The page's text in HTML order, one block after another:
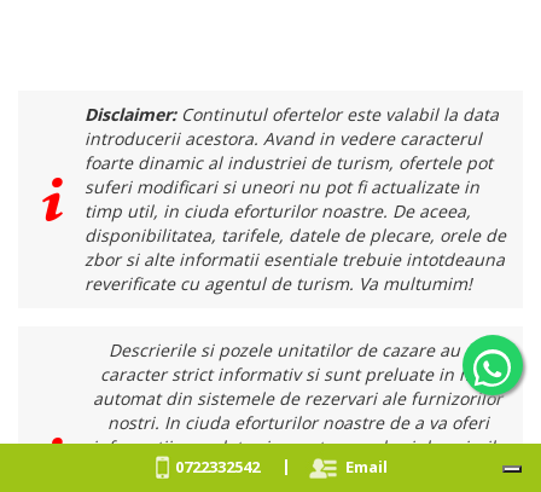
Disclaimer:Continutul ofertelor este valabil la data
introducerii acestora. Avand in vedere caracterul
foarte dinamic al industriei de turism, ofertele pot
suferi modificari si uneori nu pot fi actualizate in
timp util, in ciuda eforturilor noastre. De aceea,
disponibilitatea, tarifele, datele de plecare, orele de
zbor si alte informatii esentiale trebuie intotdeauna
reverificate cu agentul de turism. Va multumim!
Descrierile si pozele unitatilor de cazare au un
caracter strict informativ si sunt preluate in mod
automat din sistemele de rezervari ale furnizorilor
nostri. In ciuda eforturilor noastre de a va oferi
informatii complete si corecte, pozele si descrierile
hotelurilor pot sa nu fie intotdeauna actualizate si
0722332542| Email